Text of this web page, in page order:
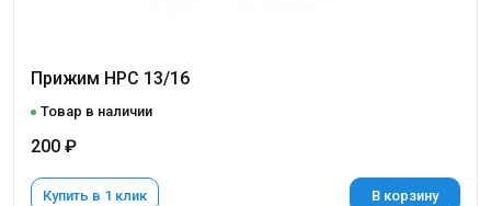
Прижим НРС 13/16
Товар в наличии
200 ₽
Купить в 1 клик В корзину